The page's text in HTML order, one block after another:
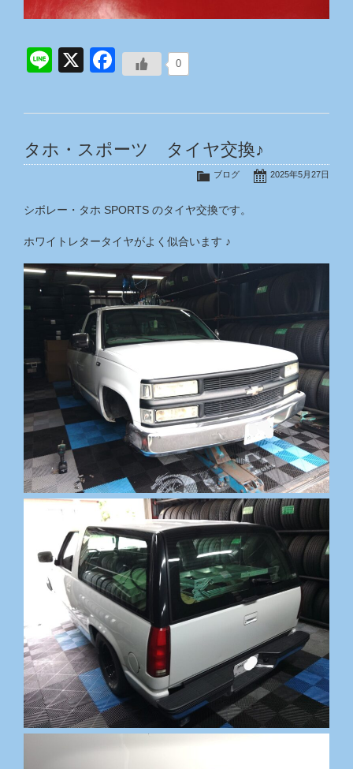
0
Line
X Facebook
タホ・スポーツ タイヤ交換♪
2025年5月27日
ブログ
シボレー・タホ SPORTS のタイヤ交換です。
ホワイトレタータイヤがよく似合います ♪